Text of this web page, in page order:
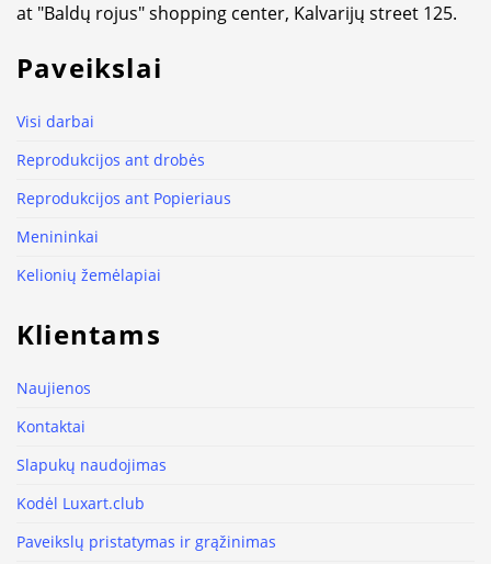
at "Baldų rojus" shopping center, Kalvarijų street 125.
Paveikslai
Visi darbai
Reprodukcijos ant drobės
Reprodukcijos ant Popieriaus
Menininkai
Kelionių žemėlapiai
Klientams
Naujienos
Kontaktai
Slapukų naudojimas
Kodėl Luxart.club
Paveikslų pristatymas ir grąžinimas